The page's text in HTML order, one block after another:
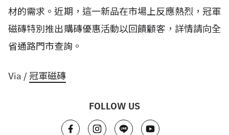
材的需求。近期，這一新品在市場上反應熱烈，冠軍
磁磚特別推出購磚優惠活動以回饋顧客，詳情請向全
省通路門市查詢。
Via / 冠軍磁磚
FOLLOW US